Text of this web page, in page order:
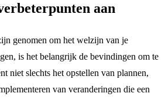
aan
genomen om het welzijn van je
is het belangrijk de bevindingen om te
niet slechts het opstellen van plannen,
van veranderingen die een